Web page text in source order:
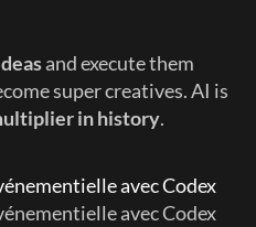
in history.
avec Codex
avec Codex